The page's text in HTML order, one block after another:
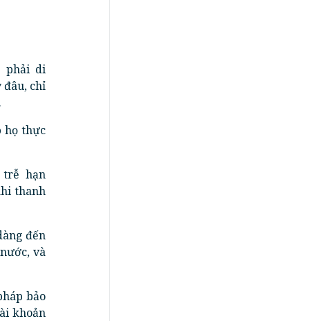
phải di
đâu, chỉ
họ thực
hạn
thanh
đến
và
bảo
khoản